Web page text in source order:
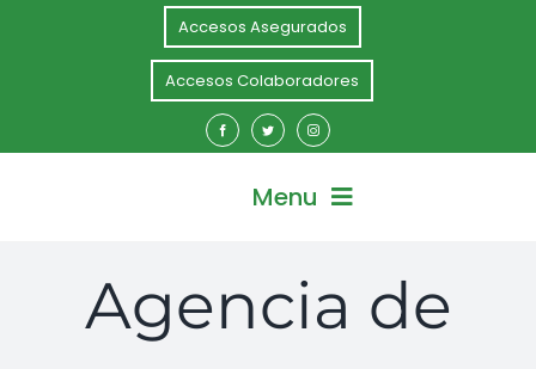
Accesos Asegurados
Accesos Colaboradores
Menu
Inicio
Agencia de